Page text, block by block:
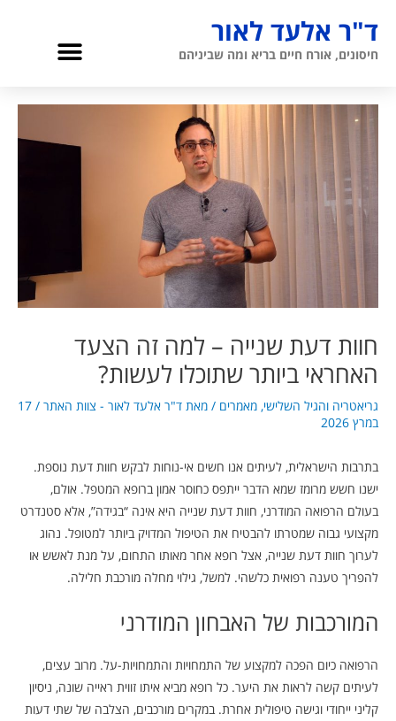
לתוכןד"ר אלעד לאור
חיסונים, אורח חיים בריא ומה שביניהם תפריט
חוות דעת שנייה – למה זה הצעד
האחראי ביותר שתוכלו לעשות?
גריאטריה והגיל השלישי, מאמרים / מאת ד"ר אלעד לאור - צוות האתר /
17
במרץ 2026
בתרבות הישראלית, לעיתים אנו חשים אי-נוחות לבקש חוות דעת נוספת.
ישנו חשש מרומז שמא הדבר ייתפס כחוסר אמון ברופא המטפל. אולם,
בעולם הרפואה המודרני, חוות דעת שנייה היא אינה “בגידה”, אלא סטנדרט
מקצועי גבוה שמטרתו להבטיח את הטיפול המדויק ביותר למטופל. נהוג
לערוך חוות דעת שנייה, אצל רופא אחר מאותו התחום, על מנת לאשש או
להפריך טענה רפואית כלשהי. למשל, גילוי מחלה מורכבת חלילה.
המורכבות של האבחון המודרני
הרפואה כיום הפכה למקצוע של התמחויות והתמחויות-על. מרוב עצים,
לעיתים קשה לראות את היער. כל רופא מביא איתו זווית ראייה שונה, ניסיון
קליני ייחודי וגישה טיפולית אחרת. במקרים מורכבים, הצלבה של שתי דעות